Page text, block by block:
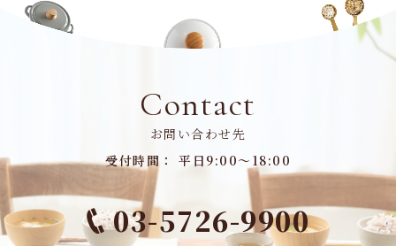
Contact
お問い合わせ先
受付時間： 平日9:00～18:00
03-5726-9900